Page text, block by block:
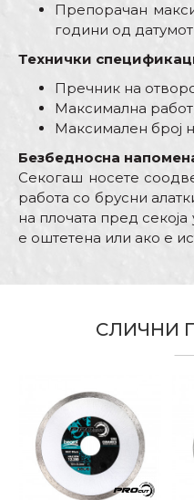
Препорачан
години од
Технички
Пречник на
Максимална
Максимален број
Безбедносна
Секогаш носете
работа со брусни
на плочата пред
е оштетена или ако е
Занает
Намена
Порака
СЛИЧНИ